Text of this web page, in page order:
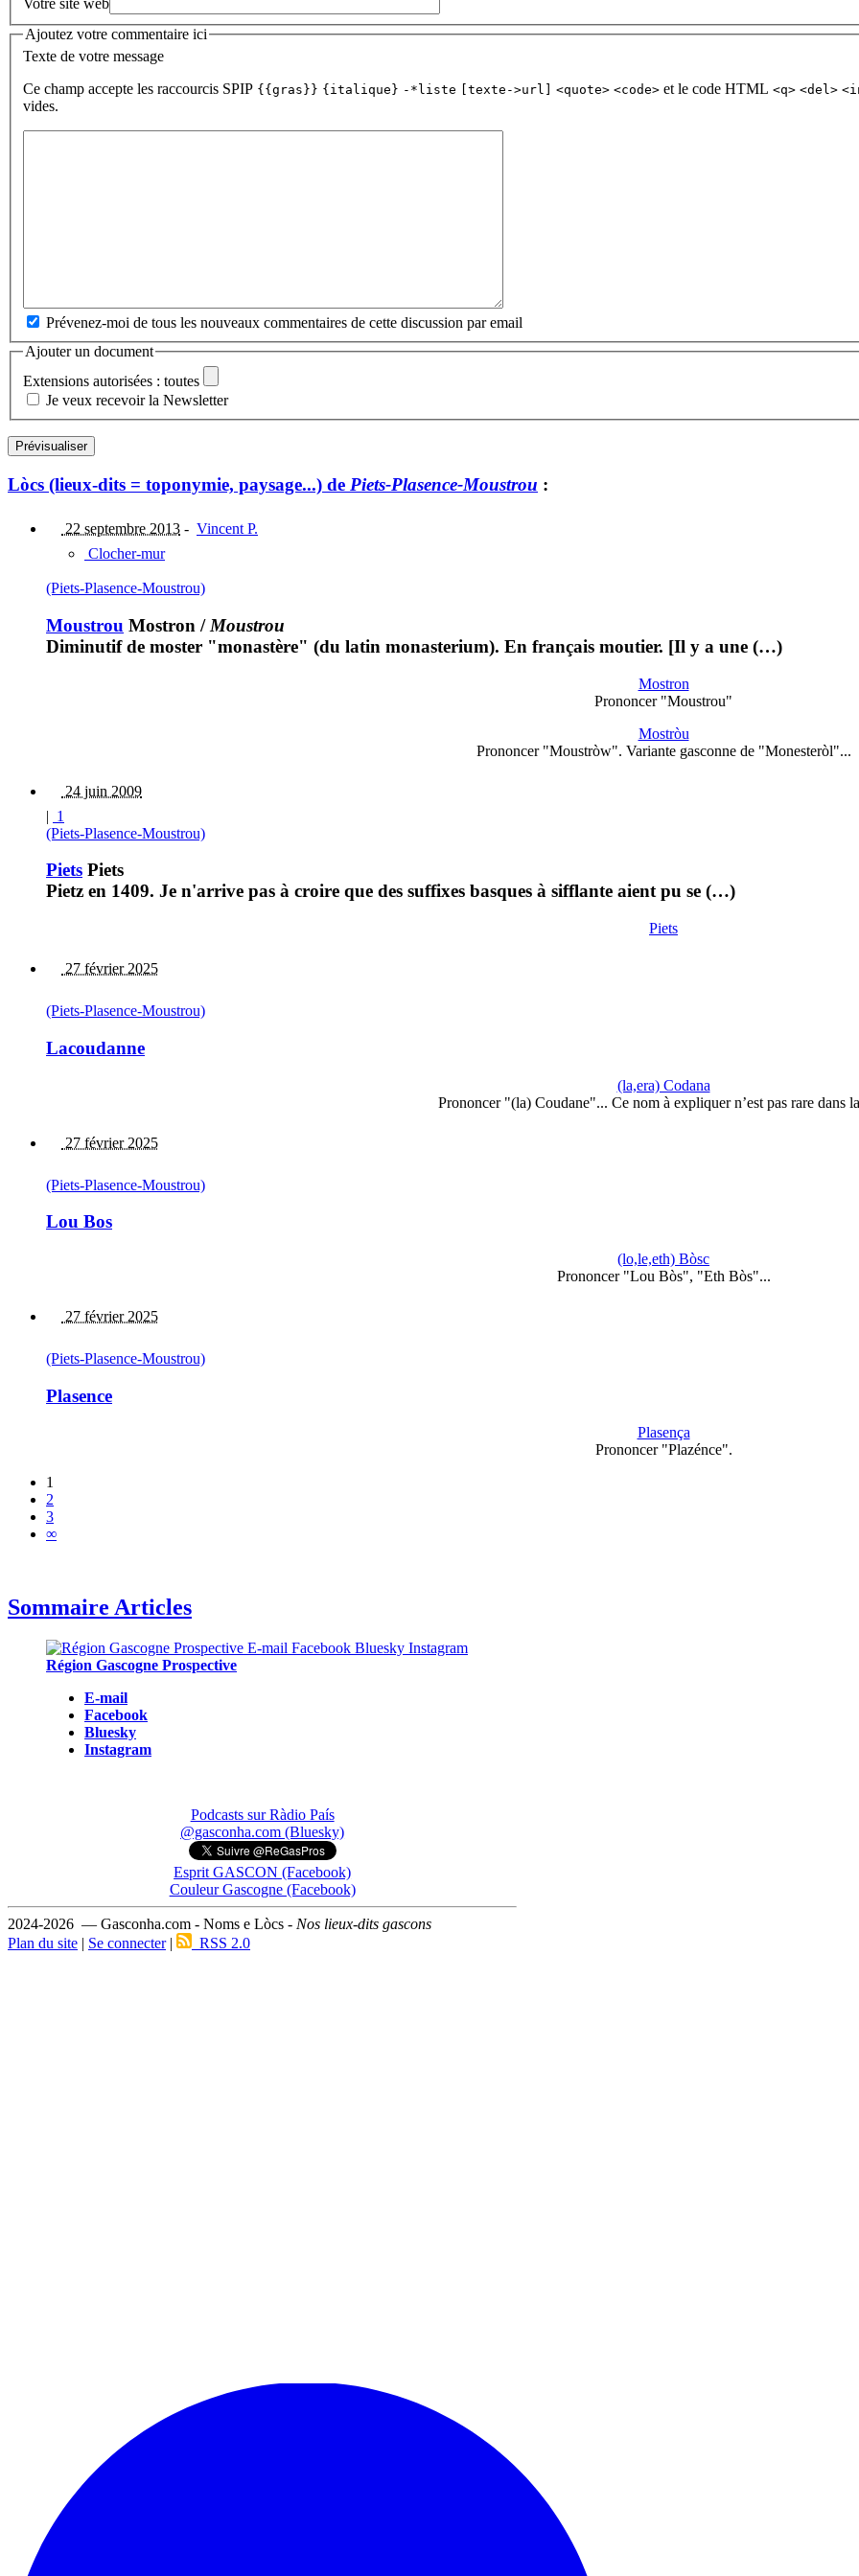
Ajoutez votre commentaire ici
Texte de votre message
Ce champ accepte les raccourcis SPIP {{gras}} {italique} -*liste [texte->url] <quote> <code> et le code HTML <q> <del>
vides.
Prévenez-moi de tous les nouveaux commentaires de cette discussion par email
Ajouter un document
Extensions autorisées : toutes
Je veux recevoir la Newsletter
Lòcs (lieux-dits = toponymie, paysage...) de Piets-Plasence-Moustrou :
22 septembre 2013 - Vincent P.
Clocher-mur
(Piets-Plasence-Moustrou)
Moustrou Mostron / Moustrou
Diminutif de moster "monastère" (du latin monasterium). En français moutier. [Il y a une (…)
Mostron
Prononcer "Moustrou"
Mostròu
Prononcer "Moustròw". Variante gasconne de "Monesteròl"...
24 juin 2009
| 1
(Piets-Plasence-Moustrou)
Piets Piets
Pietz en 1409. Je n'arrive pas à croire que des suffixes basques à sifflante aient pu se (…)
Piets
27 février 2025
(Piets-Plasence-Moustrou)
Lacoudanne
(la,era) Codana
Prononcer "(la) Coudane"... Ce nom à expliquer n’est pas rare dans
27 février 2025
(Piets-Plasence-Moustrou)
Lou Bos
(lo,le,eth) Bòsc
Prononcer "Lou Bòs", "Eth Bòs"...
27 février 2025
(Piets-Plasence-Moustrou)
Plasence
Plasença
Prononcer "Plazénce".
1
2
3
∞
Sommaire Articles
Région Gascogne Prospective
E-mail
Facebook
Bluesky
Instagram
Podcasts sur Ràdio País
@gasconha.com (Bluesky)
Esprit GASCON (Facebook)
Couleur Gascogne (Facebook)
2024-2026 — Gasconha.com - Noms e Lòcs - Nos lieux-dits gascons
Plan du site | Se connecter| RSS 2.0